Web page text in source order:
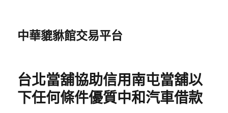
中華貔貅館交易平台
台北當舖協助信用南屯當舖以
下任何條件優質中和汽車借款